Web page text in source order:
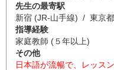
先生の最寄駅
新宿 (JR-山手線) / 東京
指導経験
家庭教師 (５年以上)
その他
日本語が流暢で、レッス